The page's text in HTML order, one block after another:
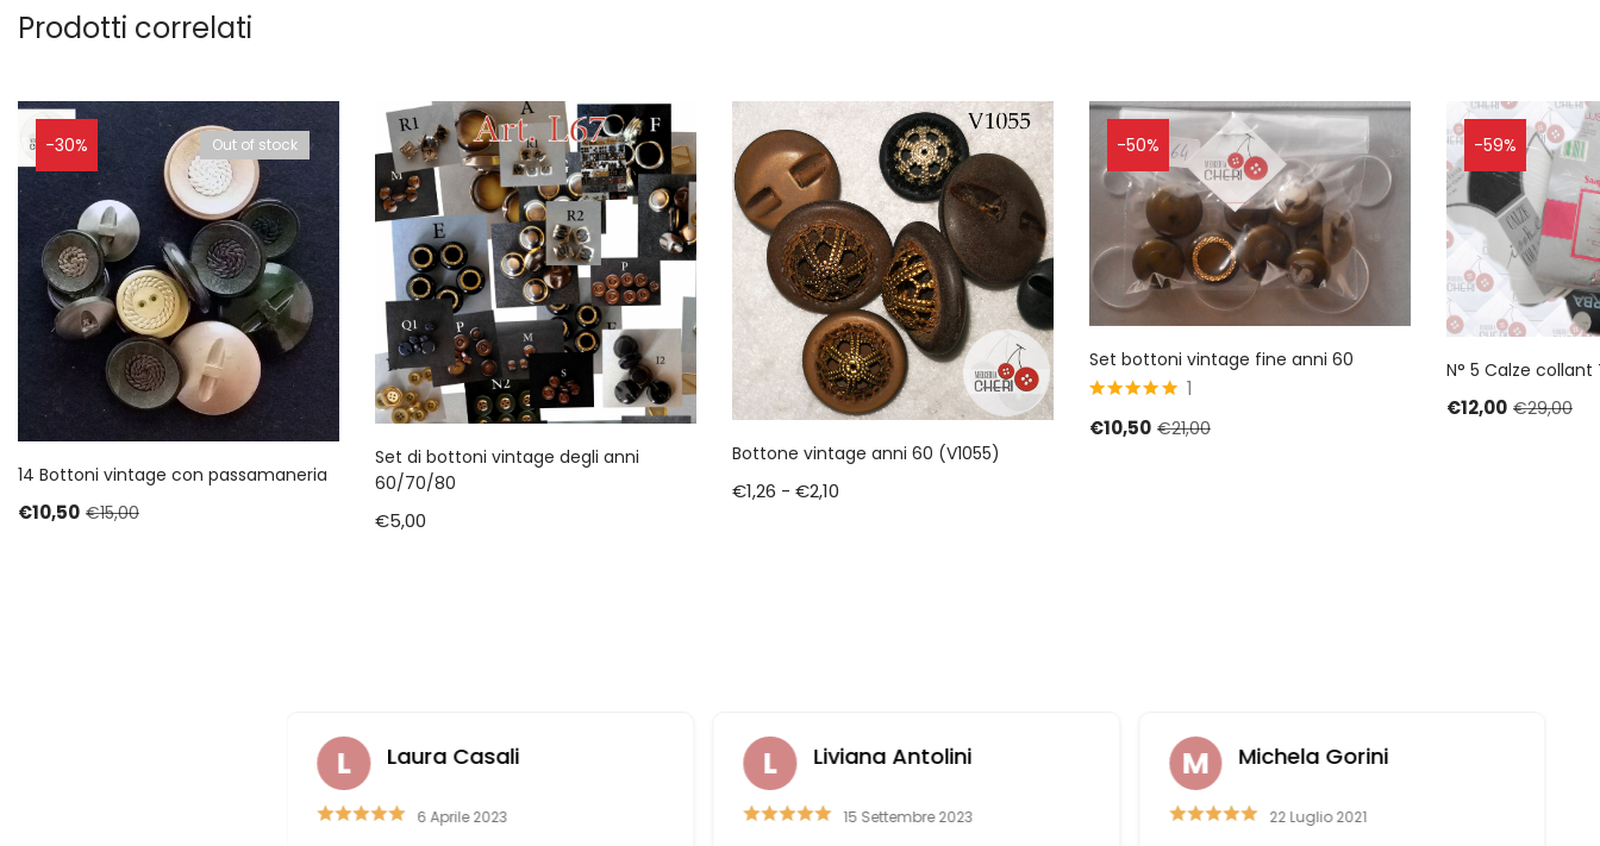
Prodotti correlati
-30% Out of stock
14 Bottoni vintage con passamaneria
€10,50 €15,00
Set di bottoni vintage degli anni
60/70/80
€5,00
Bottone vintage anni 60 (V1055)
€1,26 - €2,10
-50%
Set bottoni vintage fine anni 60
1
€10,50 €21,00
-59%
N° 5 Calze
€12,00 €29,00
Laura Casali
6 Aprile 2023
Liviana Antolini
15 Settembre 2023
Michela Gorini
22 Luglio 2021